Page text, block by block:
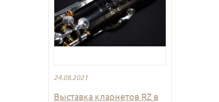
24.08.2021
Выставка кларнетов RZ в